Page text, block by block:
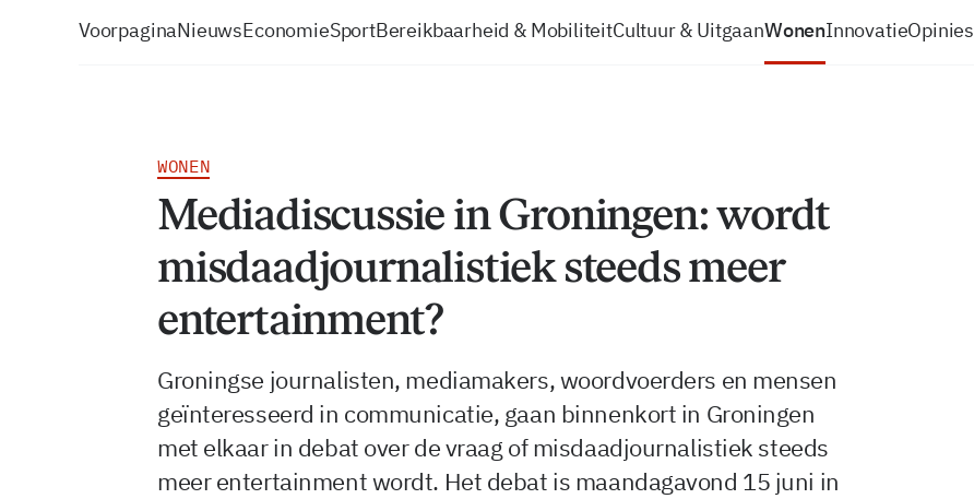
VoorpaginaNieuwsEconomieSportBereikbaarheid & MobiliteitCultuur & UitgaanWonenInnovatieOpinies
WONEN
Mediadiscussie in Groningen: wordt
misdaadjournalistiek steeds meer
entertainment?
Groningse journalisten, mediamakers, woordvoerders en mensen
geïnteresseerd in communicatie, gaan binnenkort in Groningen
met elkaar in debat over de vraag of misdaadjournalistiek steeds
meer entertainment wordt. Het debat is maandagavond 15 juni in